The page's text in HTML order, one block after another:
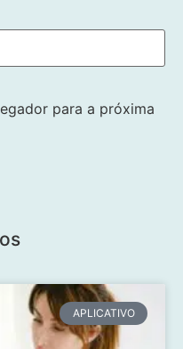
para a próxima
APLICATIVO